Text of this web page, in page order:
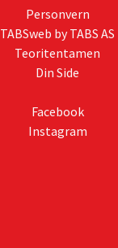
Personvern
TABSweb by TABS AS
Teoritentamen
Din Side
Facebook
Instagram